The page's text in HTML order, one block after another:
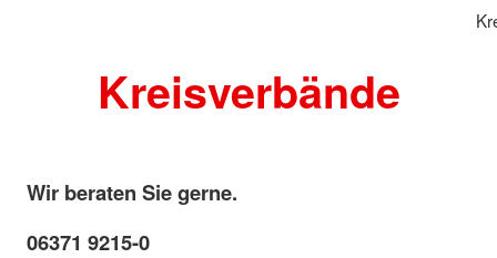
Kreisverbände
Wir beraten Sie gerne.
06371 9215-0